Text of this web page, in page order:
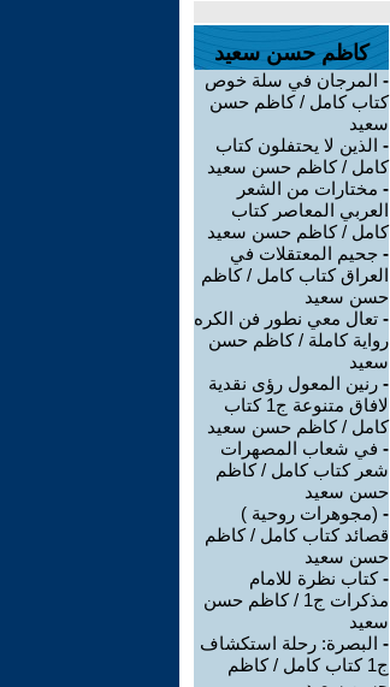
كاظم حسن سعيد
- المرجان في سلة خوص
كتاب كامل / كاظم حسن
سعيد
- الذين لا يحتفلون كتاب
كامل / كاظم حسن سعيد
- مختارات من الشعر
العربي المعاصر كتاب
كامل / كاظم حسن سعيد
- جحيم المعتقلات في
العراق كتاب كامل / كاظم
حسن سعيد
- تعال معي نطور فن الكره
رواية كاملة / كاظم حسن
سعيد
- رنين المعول رؤى نقدية
لافاق متنوعة ج1 كتاب
كامل / كاظم حسن سعيد
- في شعاب المصهرات
شعر كتاب كامل / كاظم
حسن سعيد
- (مجوهرات روحية )
قصائد كتاب كامل / كاظم
حسن سعيد
-كتاب نظرة للامام
مذكرات ج1 / كاظم حسن
سعيد
- البصرة: رحلة استكشاف
ج1 كتاب كامل / كاظم